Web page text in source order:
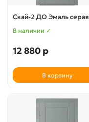
Скай-2 ДО Эмаль серая
В наличии ✓
12 880 р
В корзину